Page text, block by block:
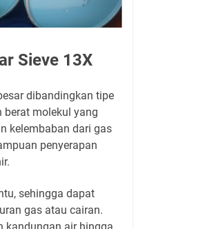
Sieve 13X
dibandingkan tipe
berat molekul yang
kelembaban dari gas
penyerapan
sehingga dapat
gas atau cairan.